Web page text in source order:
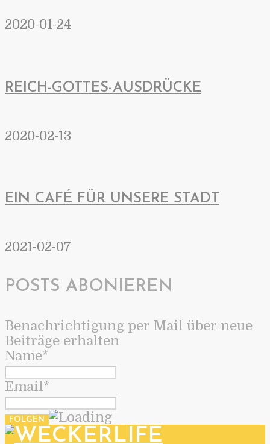
2020-01-24
REICH-GOTTES-AUSDRÜCKE
2020-02-13
EIN CAFÉ FÜR UNSERE STADT
2021-02-07
POSTS ABONIEREN
Benachrichtigung per Mail über neue
Beiträge erhalten
Name*
Email*